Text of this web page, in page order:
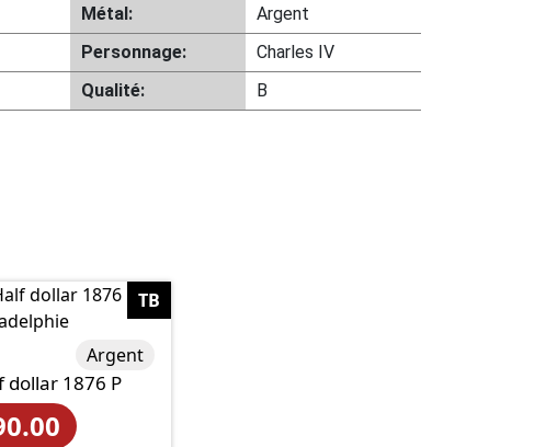
Métal:
Argent
Personnage:
Charles IV
Qualité: B
TB
dollar 1876 P
Argent